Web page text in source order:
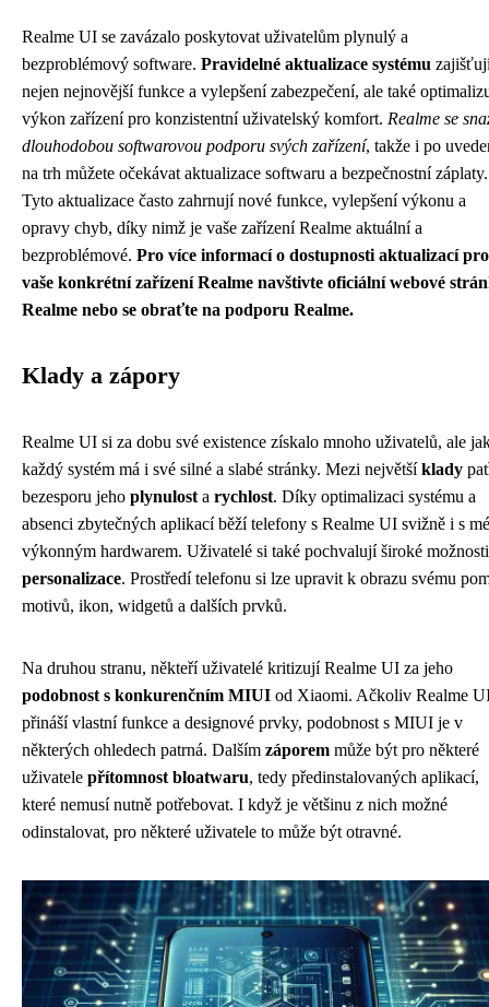
Realme UI se zavázalo poskytovat uživatelům plynulý a
bezproblémový software. Pravidelné aktualizace systému
nejen nejnovější funkce a vylepšení zabezpečení, ale také
výkon zařízení pro konzistentní uživatelský komfort. Realme se
dlouhodobou softwarovou podporu svých zařízení, takže i po
na trh můžete očekávat aktualizace softwaru a bezpečnostní záplaty.
Tyto aktualizace často zahrnují nové funkce, vylepšení výkonu a
opravy chyb, díky nimž je vaše zařízení Realme aktuální a
bezproblémové. Pro více informací o dostupnosti aktualizací pro
vaše konkrétní zařízení Realme navštivte oficiální webové
Realme nebo se obraťte na podporu Realme.
Klady a zápory
Realme UI si za dobu své existence získalo mnoho uživatelů, ale
každý systém má i své silné a slabé stránky. Mezi největšíklady
bezesporu jeho plynulost a rychlost. Díky optimalizaci systému a
absenci zbytečných aplikací běží telefony s Realme UI svižně i s
výkonným hardwarem. Uživatelé si také pochvalují široké možnosti
personalizace. Prostředí telefonu si lze upravit k obrazu svému
motivů, ikon, widgetů a dalších prvků.
Na druhou stranu, někteří uživatelé kritizují Realme UI za jeho
podobnost s konkurenčním MIUI od Xiaomi. Ačkoliv Realme
přináší vlastní funkce a designové prvky, podobnost s MIUI je v
některých ohledech patrná. Dalším záporem může být pro některé
uživatele přítomnost bloatwaru, tedy předinstalovaných aplikací,
které nemusí nutně potřebovat. I když je většinu z nich možné
odinstalovat, pro některé uživatele to může být otravné.